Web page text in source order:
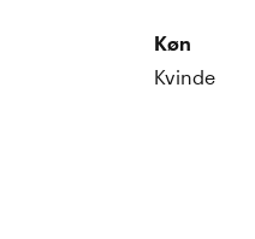
Køn
Kvinde